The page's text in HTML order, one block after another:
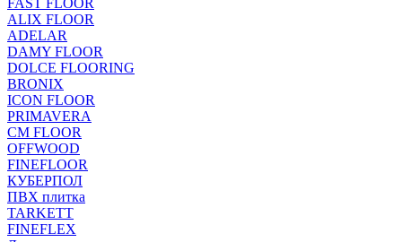
FAST FLOOR
ALIX FLOOR
ADELAR
DAMY FLOOR
DOLCE FLOORING
BRONIX
ICON FLOOR
PRIMAVERA
CM FLOOR
OFFWOOD
FINEFLOOR
КУБЕРПОЛ
ПВХ плитка
TARKETT
FINEFLEX